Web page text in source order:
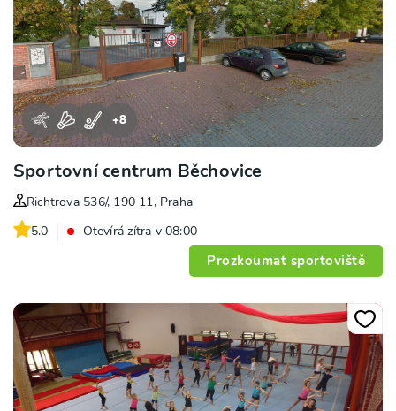
+8
Sportovní centrum Běchovice
Richtrova 536/, 190 11, Praha
5.0
Otevírá zítra v 08:00
Prozkoumat sportoviště